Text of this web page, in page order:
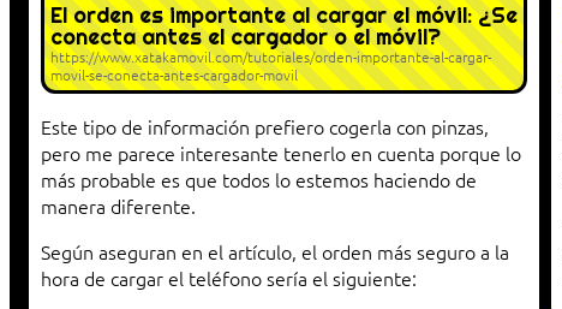
El orden es importante al cargar el móvil: ¿Se
conecta antes el cargador o el móvil?
https://www.xatakamovil.com/tutoriales/orden-importante-al-cargar-
movil-se-conecta-antes-cargador-movil
Este tipo de información prefiero cogerla con pinzas,
pero me parece interesante tenerlo en cuenta porque lo
más probable es que todos lo estemos haciendo de
manera diferente.
Según aseguran en el artículo, el orden más seguro a la
hora de cargar el teléfono sería el siguiente: